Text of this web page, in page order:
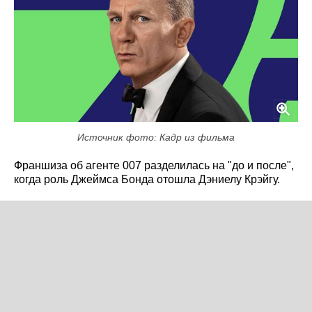
Источник фото: Кадр из фильма
Франшиза об агенте 007 разделилась на "до и после",
когда роль Джеймса Бонда отошла Дэниелу Крэйгу.